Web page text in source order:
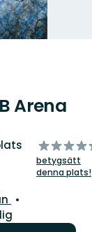
Arena
av
5
stjärnor
betygsätt
denna plats!